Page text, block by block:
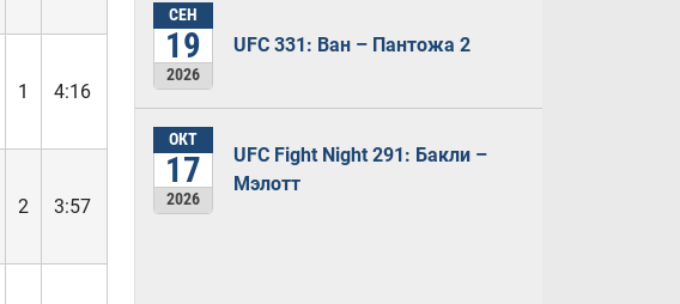
1
4:16
2
3:57
СЕН
19
2026
UFC 331: Ван – Пантожа 2
ОКТ
17
2026
UFC Fight Night 291: Бакли –
Мэлотт